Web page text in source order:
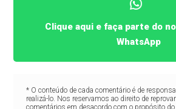
Clique aqui e faça parte do
WhatsApp
* O conteúdo de cada comentário é de
realizá-lo. Nos reservamos ao direito de
comentários em desacordo com o propósito